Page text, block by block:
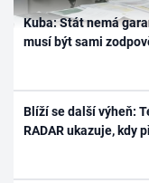
Kuba: Stát nemá
musí být sami
Blíží se další výheň:
RADAR ukazuje, kdy